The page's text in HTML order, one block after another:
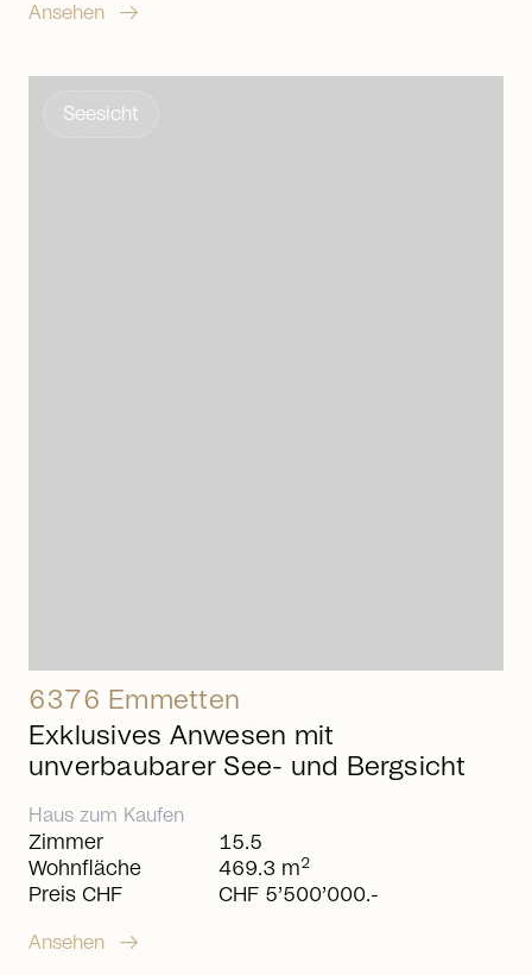
Ansehen arrow_right_alt
Seesicht
6376 Emmetten
Exklusives Anwesen mit
unverbaubarer See- und Bergsicht
Haus zum Kaufen
Zimmer
Wohnfläche
Preis CHF
15.5
469.3 m2
CHF 5’500’000.-
Ansehen arrow_right_alt